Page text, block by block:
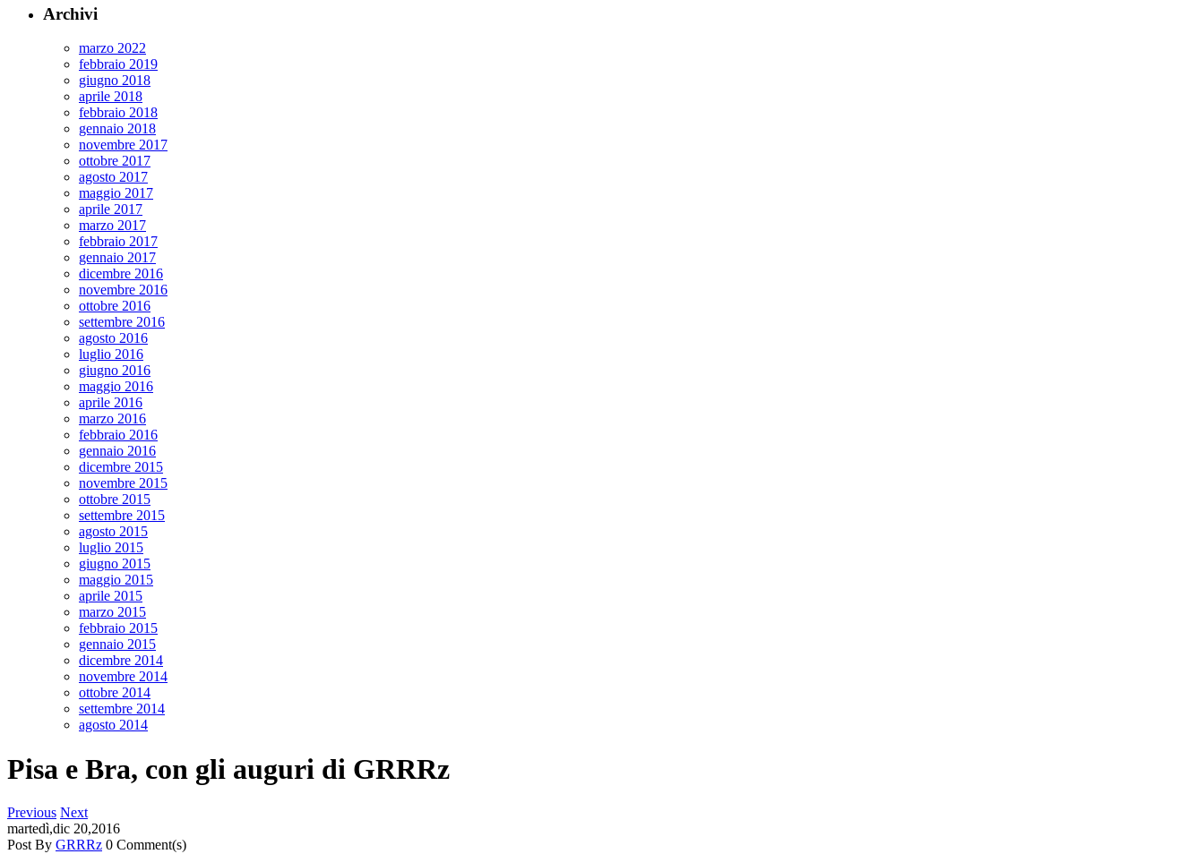
Archivi
marzo 2022
febbraio 2019
giugno 2018
aprile 2018
febbraio 2018
gennaio 2018
novembre 2017
ottobre 2017
agosto 2017
maggio 2017
aprile 2017
marzo 2017
febbraio 2017
gennaio 2017
dicembre 2016
novembre 2016
ottobre 2016
settembre 2016
agosto 2016
luglio 2016
giugno 2016
maggio 2016
aprile 2016
marzo 2016
febbraio 2016
gennaio 2016
dicembre 2015
novembre 2015
ottobre 2015
settembre 2015
agosto 2015
luglio 2015
giugno 2015
maggio 2015
aprile 2015
marzo 2015
febbraio 2015
gennaio 2015
dicembre 2014
novembre 2014
ottobre 2014
settembre 2014
agosto 2014
Pisa e Bra, con gli auguri di GRRRz
Previous Next
martedì,dic 20,2016
Post By GRRRz 0 Comment(s)